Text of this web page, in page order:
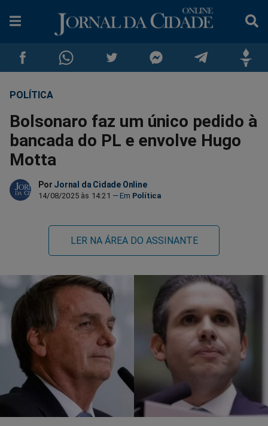
Compartilhar
no
Facebook
Compartilhar
no
Whatsapp
no
no
no
no
POLÍTICA
Bolsonaro faz um único pedido à
bancada do PL e envolve Hugo
Motta
Por Jornal da Cidade Online
14/08/2025 às 14:21 Política
LER NA ÁREA DO ASSINANTE